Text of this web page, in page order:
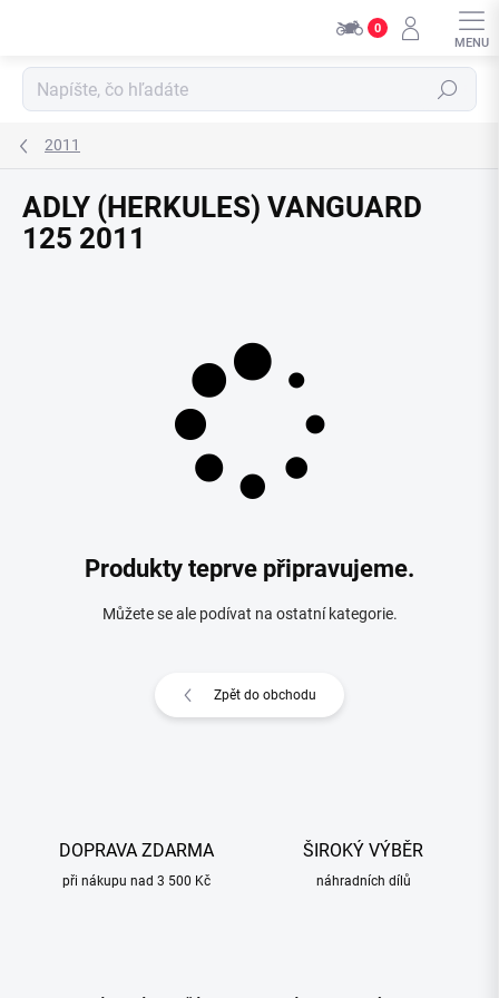
0
Hledat
2011
ADLY (HERKULES) VANGUARD
125 2011
Produkty teprve připravujeme.
Můžete se ale podívat na ostatní kategorie.
Zpět do obchodu
DOPRAVA ZDARMA
při nákupu nad 3 500 Kč
ŠIROKÝ VÝBĚR
náhradních dílů